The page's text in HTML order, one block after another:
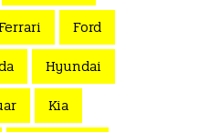
Ford
Hyundai
Kia